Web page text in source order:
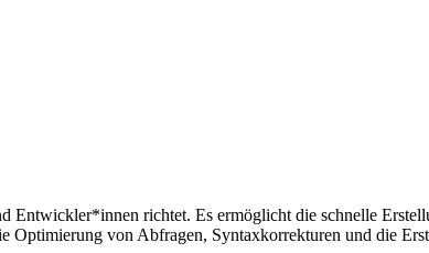
Entwickler*innen richtet. Es ermöglicht die schnelle
von Abfragen, Syntaxkorrekturen und die